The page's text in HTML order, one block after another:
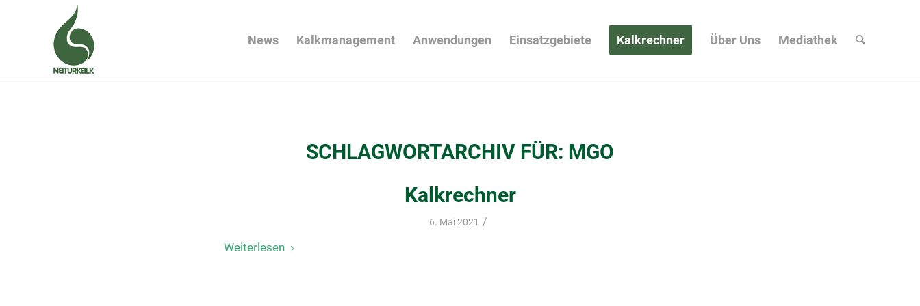
News Kalkmanagement Anwendungen Einsatzgebiete Kalkrechner Über Uns Mediathek
SCHLAGWORTARCHIV FÜR: MGO
Kalkrechner
6. Mai 2021 /
Weiterlesen